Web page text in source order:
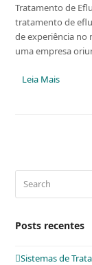
Tratamento de
tratamento de
de experiência no
uma empresa
Leia Mais
Posts recentes
Sistemas de